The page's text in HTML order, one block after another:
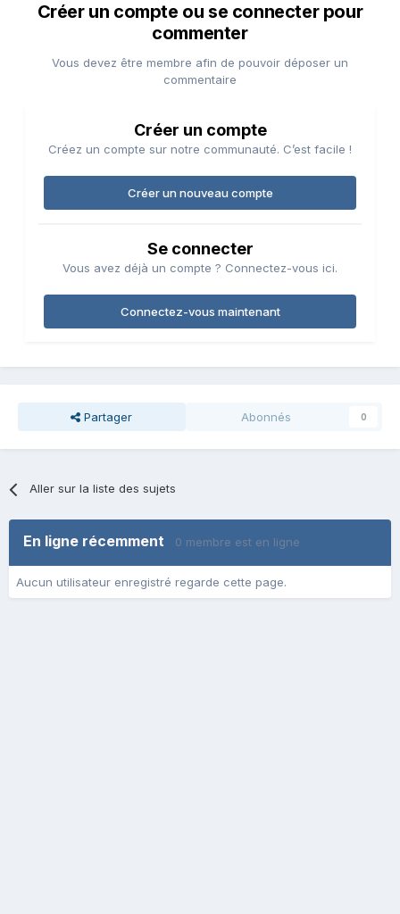
Créer un compte ou se connecter pour
commenter
Vous devez être membre afin de pouvoir déposer un
commentaire
Créer un compte
Créez un compte sur notre communauté. C’est facile !
Créer un nouveau compte
Se connecter
Vous avez déjà un compte ? Connectez-vous ici.
Connectez-vous maintenant
Partager Abonnés 0
Aller sur la liste des sujets
En ligne récemment 0 membre est en ligne
Aucun utilisateur enregistré regarde cette page.